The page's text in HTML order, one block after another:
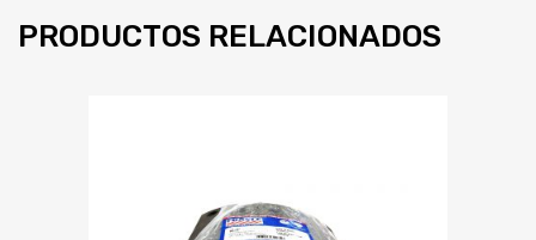
PRODUCTOS RELACIONADOS